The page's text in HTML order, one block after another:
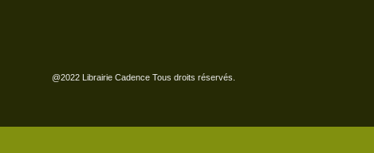
@2022 Librairie Cadence Tous droits réservés.